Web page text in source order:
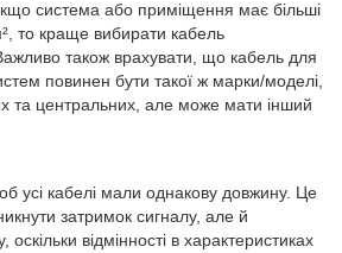
система або приміщення має більші
то краще вибирати кабель
також врахувати, що кабель для
повинен бути такої ж марки/моделі,
та центральних, але може мати інший
усі кабелі мали однакову довжину. Це
затримок сигналу, але й
оскільки відмінності в характеристиках